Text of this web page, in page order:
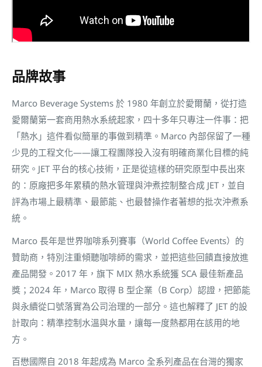
品牌故事
Marco Beverage Systems 於 1980 年創立於愛爾蘭，從打造
愛爾蘭第一套商用熱水系統起家，四十多年只專注一件事：把
「熱水」這件看似簡單的事做到精準。Marco 內部保留了一種
少見的工程文化——讓工程團隊投入沒有明確商業化目標的純
研究。JET 平台的核心技術，正是從這樣的研究原型中長出來
的：原廠把多年累積的熱水管理與沖煮控制整合成 JET，並自
評為市場上最精準、最節能、也最替操作者著想的批次沖煮系
統。
Marco 長年是世界咖啡系列賽事（World Coffee Events）的
贊助商，特別注重傾聽咖啡師的需求，並把這些回饋直接放進
產品開發。2017 年，旗下 MIX 熱水系統獲 SCA 最佳新產品
獎；2024 年，Marco 取得 B 型企業（B Corp）認證，把節能
與永續從口號落實為公司治理的一部分。這也解釋了 JET 的設
計取向：精準控制水溫與水量，讓每一度熱都用在該用的地
方。
百懋國際自 2018 年起成為 Marco 全系列產品在台灣的獨家